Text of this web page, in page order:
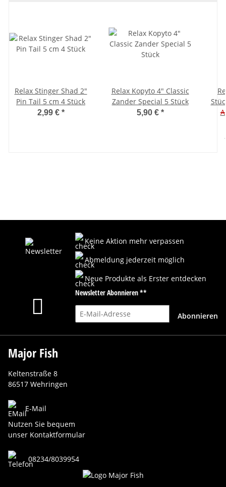
Relax Stinger Shad 2"
Pin Tail 5 cm 4 Stück
2,99 € *
Relax Kopyto 4" Classic
Zander Special 5 Stück
5,90 € *
Keine Aktion mehr verpassen
Abmeldung jederzeit möglich
Neue Produkte als Erster entdecken
Newsletter Abonnieren **
E-Mail-Adresse
Abonnieren
Major Fish
Keltenstraße 8
86517 Wehringen
E-Mail
Nutzen Sie bequem
unser Kontaktformular
08234/8039954